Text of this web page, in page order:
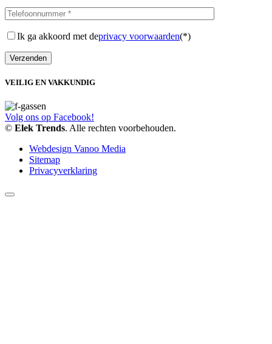
Ik ga akkoord met deprivacy voorwaarden(*)
VEILIG EN VAKKUNDIG
Volg ons op Facebook!
© Elek Trends. Alle rechten voorbehouden.
Webdesign Vanoo Media
Sitemap
Privacyverklaring